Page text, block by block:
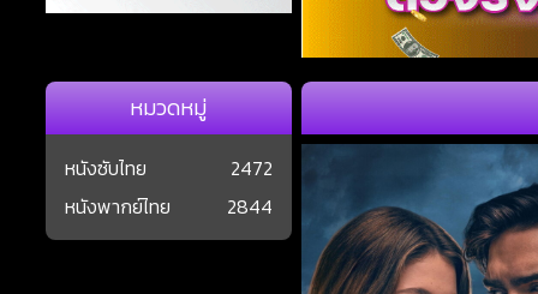
หมวดหมู่
หนังซับไทย
2472
หนังพากย์ไทย
2844